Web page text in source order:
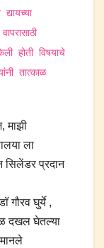
होती विषयाचे
तात्काळ
माझी
ला
सिलेंडर प्रदान
गौरव घुर्ये ,
दखल घेतल्या